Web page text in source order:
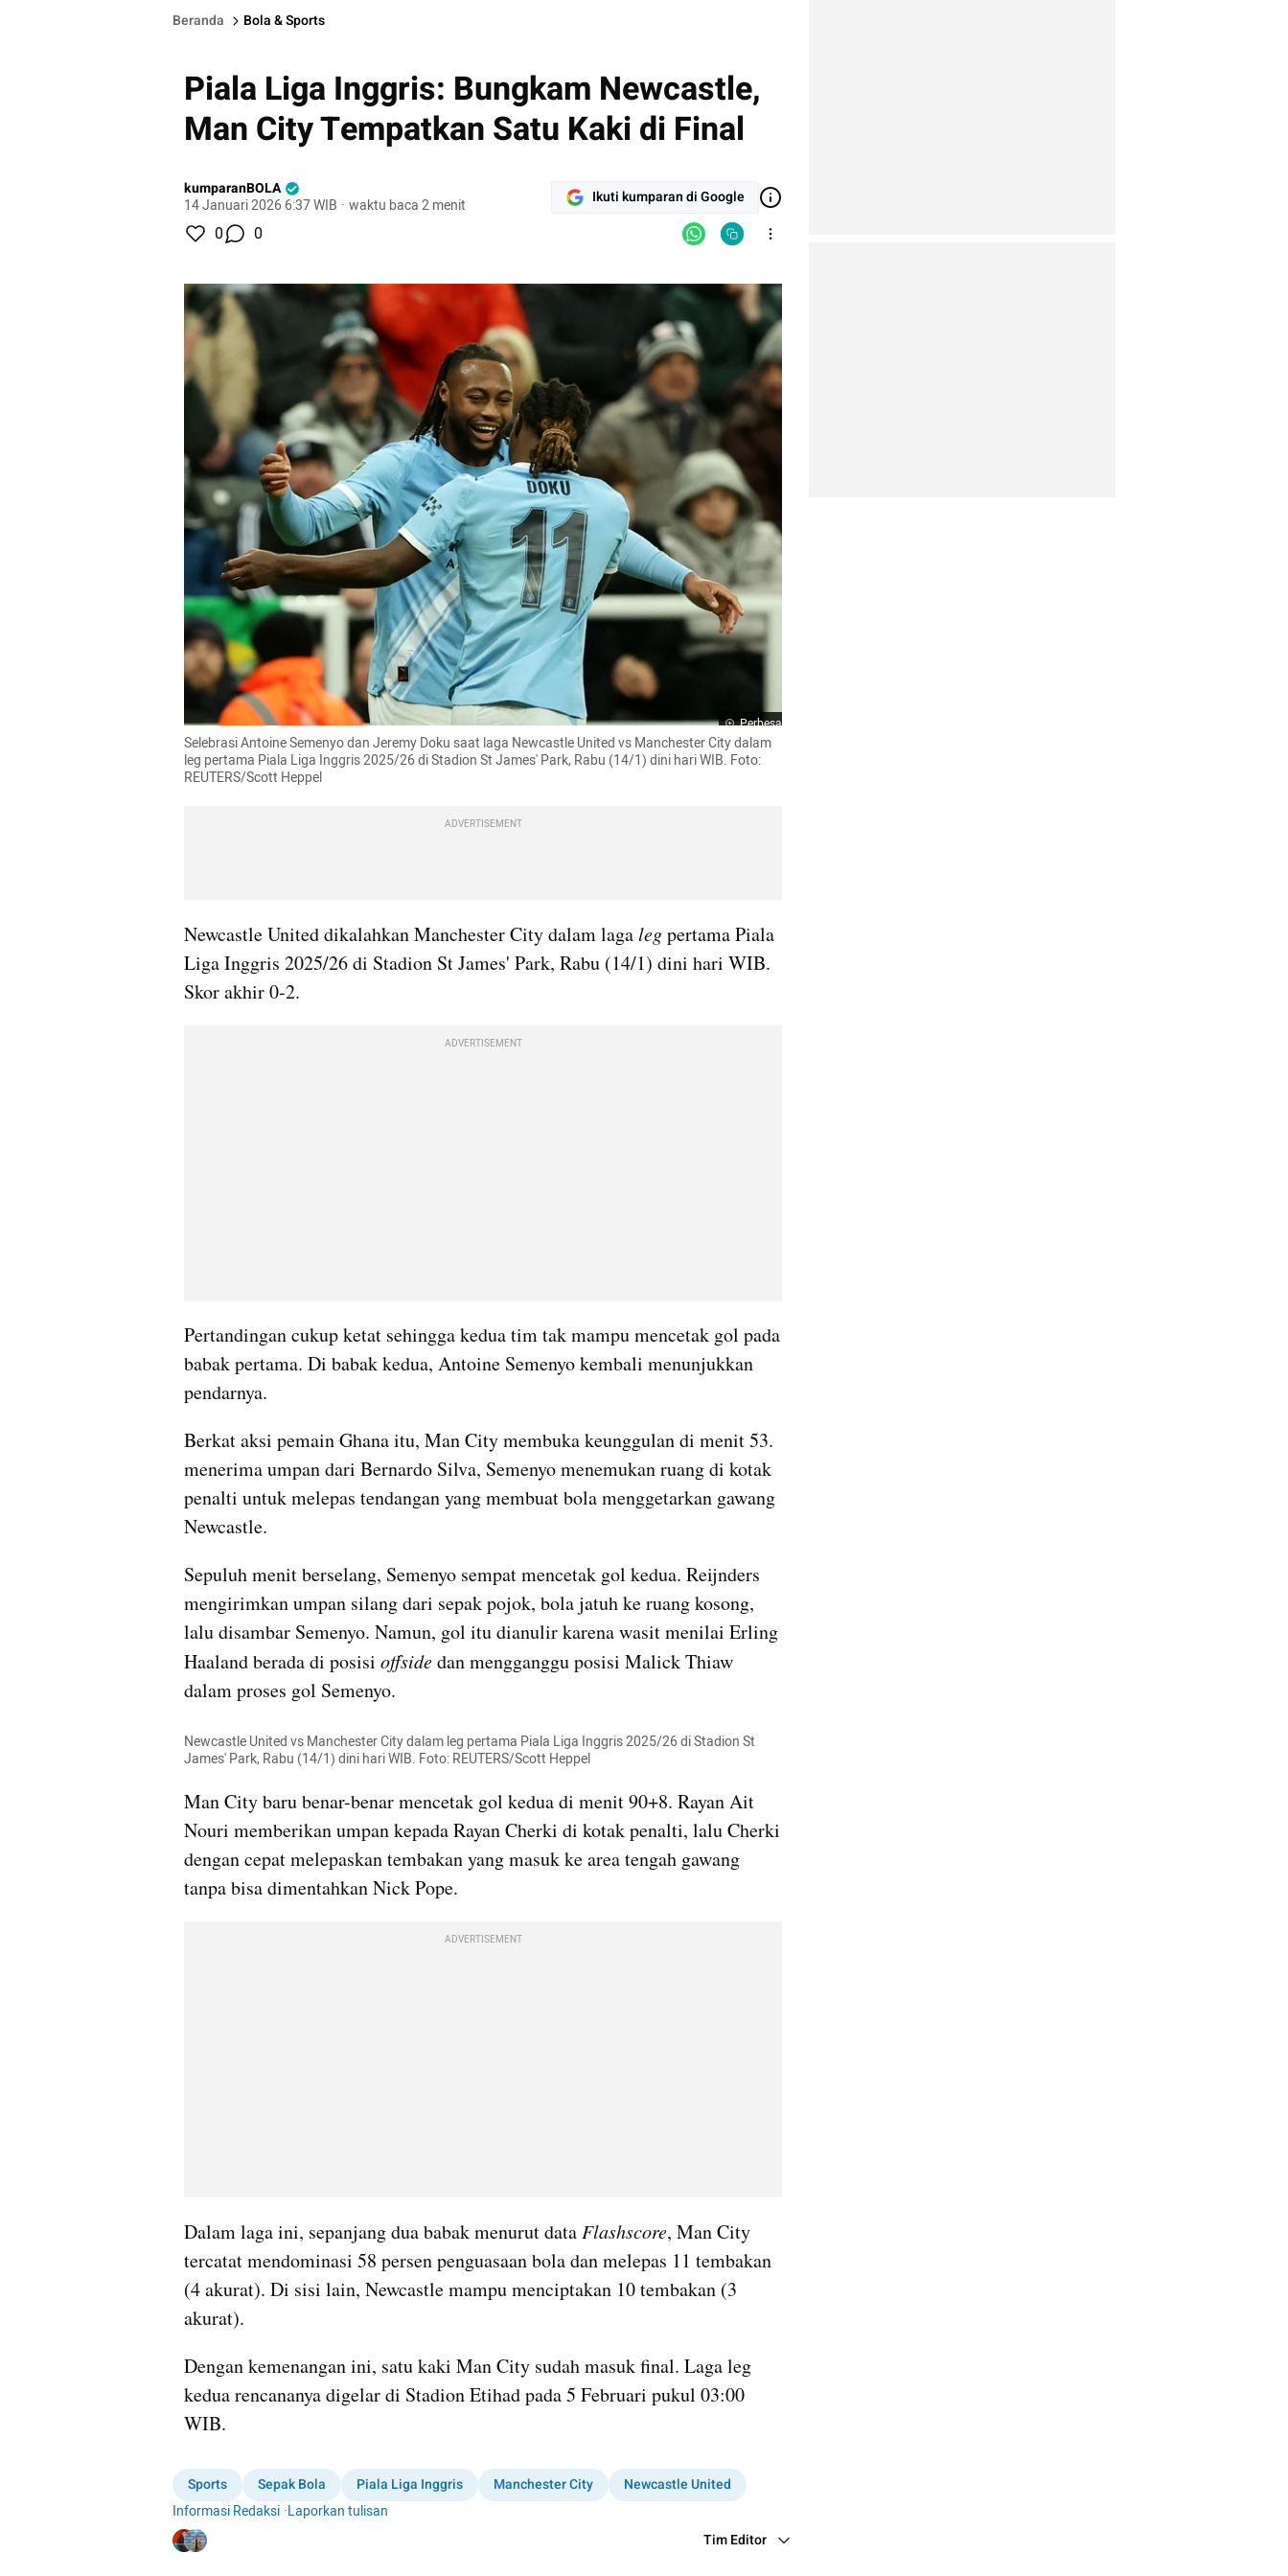
Beranda Bola & Sports
Piala Liga Inggris: Bungkam Newcastle,
Man City Tempatkan Satu Kaki di Final
kumparanBOLA
14 Januari 2026 6:37 WIB · waktu baca 2 menit Ikuti kumparan di Google
0 0
Perbesar
Selebrasi Antoine Semenyo dan Jeremy Doku saat laga Newcastle United vs Manchester City dalam
leg pertama Piala Liga Inggris 2025/26 di Stadion St James' Park, Rabu (14/1) dini hari WIB. Foto:
REUTERS/Scott Heppel
ADVERTISEMENT
Newcastle United dikalahkan Manchester City dalam laga leg pertama Piala
Liga Inggris 2025/26 di Stadion St James' Park, Rabu (14/1) dini hari WIB.
Skor akhir 0-2.
ADVERTISEMENT
Pertandingan cukup ketat sehingga kedua tim tak mampu mencetak gol pada
babak pertama. Di babak kedua, Antoine Semenyo kembali menunjukkan
pendarnya.
Berkat aksi pemain Ghana itu, Man City membuka keunggulan di menit 53.
menerima umpan dari Bernardo Silva, Semenyo menemukan ruang di kotak
penalti untuk melepas tendangan yang membuat bola menggetarkan gawang
Newcastle.
Sepuluh menit berselang, Semenyo sempat mencetak gol kedua. Reijnders
mengirimkan umpan silang dari sepak pojok, bola jatuh ke ruang kosong,
lalu disambar Semenyo. Namun, gol itu dianulir karena wasit menilai Erling
Haaland berada di posisi offside dan mengganggu posisi Malick Thiaw
dalam proses gol Semenyo.
Newcastle United vs Manchester City dalam leg pertama Piala Liga Inggris 2025/26 di Stadion St
James' Park, Rabu (14/1) dini hari WIB. Foto: REUTERS/Scott Heppel
Man City baru benar-benar mencetak gol kedua di menit 90+8. Rayan Ait
Nouri memberikan umpan kepada Rayan Cherki di kotak penalti, lalu Cherki
dengan cepat melepaskan tembakan yang masuk ke area tengah gawang
tanpa bisa dimentahkan Nick Pope.
ADVERTISEMENT
Dalam laga ini, sepanjang dua babak menurut data Flashscore, Man City
tercatat mendominasi 58 persen penguasaan bola dan melepas 11 tembakan
(4 akurat). Di sisi lain, Newcastle mampu menciptakan 10 tembakan (3
akurat).
Dengan kemenangan ini, satu kaki Man City sudah masuk final. Laga leg
kedua rencananya digelar di Stadion Etihad pada 5 Februari pukul 03:00
WIB.
Sports Sepak Bola Piala Liga Inggris Manchester City
Newcastle United
Informasi Redaksi ·Laporkan tulisan
Tim Editor